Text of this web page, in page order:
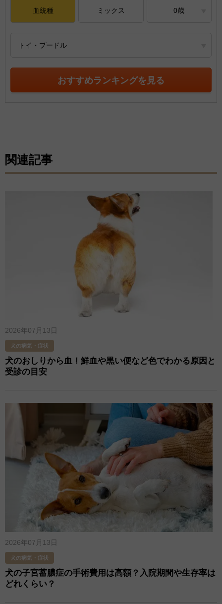
血統種 ミックス 0歳
トイ・プードル
おすすめランキングを見る
関連記事
2026年07月13日
犬の病気・症状
犬のおしりから血！鮮血や黒い便など色でわかる原因と
受診の目安
2026年07月13日
犬の病気・症状
犬の子宮蓄膿症の手術費用は高額？入院期間や生存率は
どれくらい？